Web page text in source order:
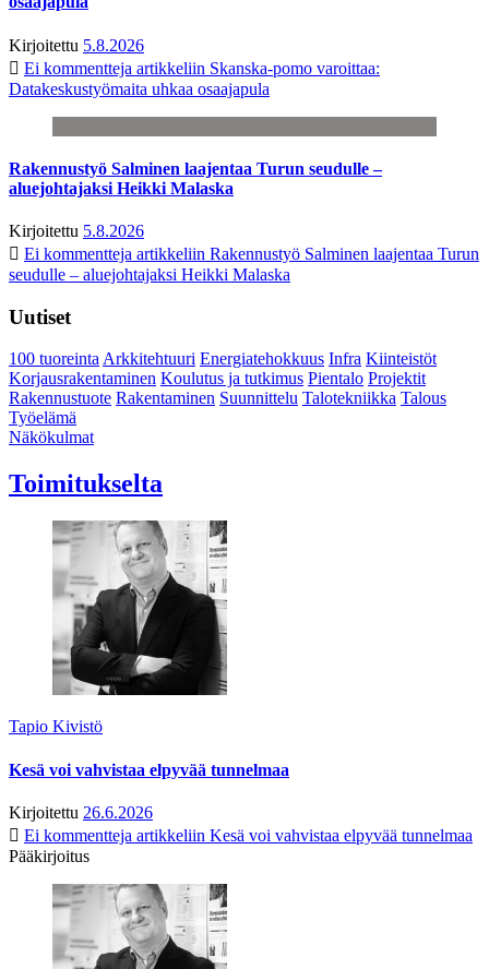
Kirjoitettu 5.8.2026
Ei kommentteja artikkeliin Skanska-pomo varoittaa:
Datakeskustyömaita uhkaa osaajapula
Rakennustyö Salminen laajentaa Turun seudulle –
aluejohtajaksi Heikki Malaska
Kirjoitettu 5.8.2026
Ei kommentteja artikkeliin Rakennustyö Salminen laajentaa Turun
seudulle – aluejohtajaksi Heikki Malaska
Uutiset
100 tuoreintaArkkitehtuuri Energiatehokkuus Infra Kiinteistöt
Korjausrakentaminen Koulutus ja tutkimus Pientalo Projektit
Rakennustuote Rakentaminen Suunnittelu Talotekniikka Talous
Työelämä
Näkökulmat
Toimitukselta
Tapio Kivistö
Kesä voi vahvistaa elpyvää tunnelmaa
Kirjoitettu 26.6.2026
Ei kommentteja artikkeliin Kesä voi vahvistaa elpyvää tunnelmaa
Pääkirjoitus